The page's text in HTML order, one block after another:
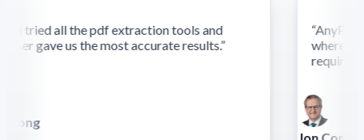
tried all the pdf extraction tools and
gave us the most accurate results.”
where
require